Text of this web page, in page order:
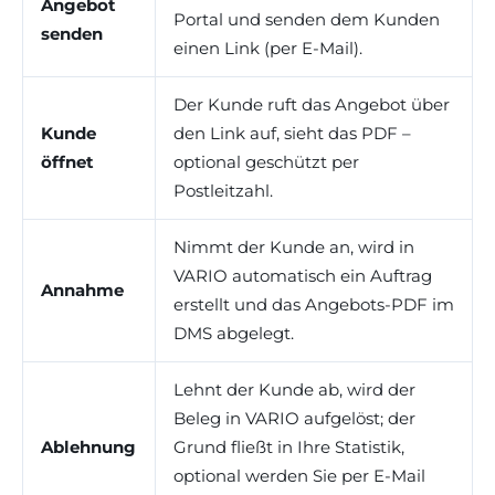
Angebot
senden
Portal und senden dem Kunden
einen Link (per E-Mail).
Kunde
öffnet
Der Kunde ruft das Angebot über
den Link auf, sieht das PDF –
optional geschützt per
Postleitzahl.
Annahme
Nimmt der Kunde an, wird in
VARIO automatisch ein Auftrag
erstellt und das Angebots-PDF im
DMS abgelegt.
Ablehnung
Lehnt der Kunde ab, wird der
Beleg in VARIO aufgelöst; der
Grund fließt in Ihre Statistik,
optional werden Sie per E-Mail